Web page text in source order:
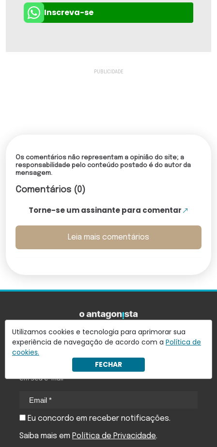
Inscreva-se
Os comentários não representam a opinião do site; a
responsabilidade pelo conteúdo postado é do autor da
mensagem.
Comentários (0)
Torne-se um assinante para comentar
Leia mais comentários
Utilizamos cookies e tecnologia para aprimorar sua
experiência de navegação de acordo com a Política de
cookies.
FECHAR
Quer receber notícias do Antagonista em seu
Assine nossa newsletter e receba as principais notícias
em seu e-mail
Eu concordo em receber notificações.
Saiba mais em Política de Privacidade.